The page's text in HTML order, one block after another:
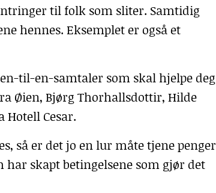
til folk som sliter. Samtidig
hennes. Eksemplet er også et
til-en-samtaler som skal hjelpe deg
Øien, Bjørg Thorhallsdottir, Hilde
Hotell Cesar.
så er det jo en lur måte tjene penger
skapt betingelsene som gjør det